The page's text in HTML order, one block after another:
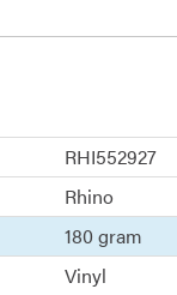
RHI552927
Rhino
180 gram
Vinyl